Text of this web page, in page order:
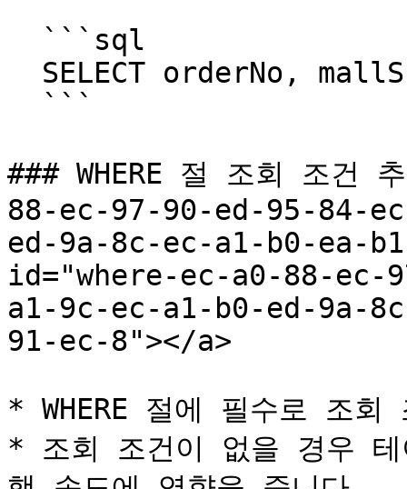
### WHERE 절 조회 조
88-ec-97-90-ed-95-84-
ed-9a-8c-ec-a1-b0-ea-
id="where-ec-a0-88-ec-
a1-9c-ec-a1-b0-ed-9a-
91-ec-8"></a>
* WHERE 절에 필수로 조
* 조회 조건이 없을 경우